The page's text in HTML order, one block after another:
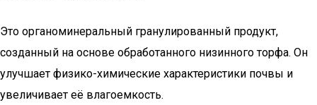
Это органоминеральный гранулированный продукт,
созданный на основе обработанного низинного торфа. Он
улучшает физико-химические характеристики почвы и
увеличивает её влагоемкость.